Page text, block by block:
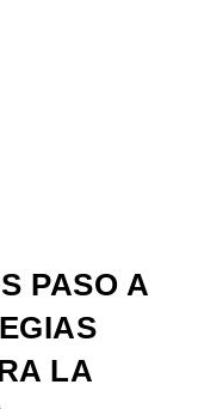
PASO A
LA